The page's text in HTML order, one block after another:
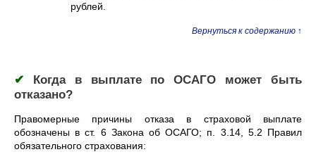
рублей.
Вернуться к содержанию ↑
✔ Когда в выплате по ОСАГО может быть
отказано?
Правомерные причины отказа в страховой выплате
обозначены в ст. 6 Закона об ОСАГО; п. 3.14, 5.2 Правил
обязательного страхования: